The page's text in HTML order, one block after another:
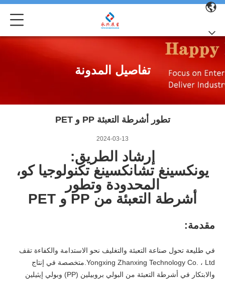
تفاصيل المدونة
تطور أشرطة التعبئة PP و PET
2024-03-13
إرشاد الطريق:
يونكسينغ تشانكسينغ تكنولوجيا كو،
المحدودة وتطور
أشرطة التعبئة من PP و PET
مقدمة:
في طليعة تحول صناعة التعبئة والتغليف نحو الاستدامة والكفاءة تقف
Yongxing Zhanxing Technology Co. ، Ltd.متخصصة في إنتاج
والابتكار في أشرطة التعبئة من البولي بروبيلين (PP) وبولي إيثيلين